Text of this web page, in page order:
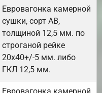
Евровагонка камерной
сушки, сорт АВ,
толщиной 12,5 мм. по
строганой рейке
20х40+/-5 мм. либо
ГКЛ 12,5 мм.
Евровагонка камерной